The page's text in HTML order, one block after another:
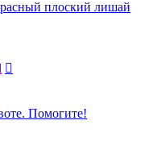
плоский лишай
Помогите!